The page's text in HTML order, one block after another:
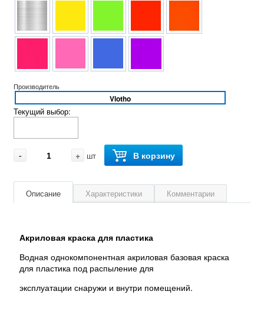
Производитель
Vlotho
Текущий выбор:
- + шт В корзину
Описание Характеристики Комментарии
Акриловая краска для пластика
Водная однокомпонентная акриловая базовая краска
для пластика под распыление для
эксплуатации снаружи и внутри помещений.